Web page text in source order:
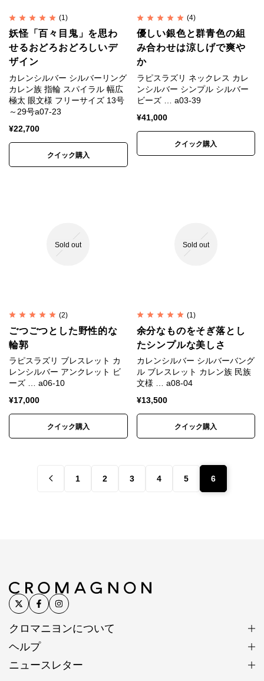
(1)
妖怪「百々目鬼」を思わ
せるおどろおどろしいデ
ザイン
カレンシルバー シルバーリング
カレン族 指輪 スパイラル 幅広
極太 眼文様 フリーサイズ 13号
～29号a07-23
¥22,700
クイック購入
(4)
優しい銀色と群青色の組
み合わせは涼しげで爽や
か
ラピスラズリ ネックレス カレ
ンシルバー シンプル シルバー
ビーズ … a03-39
¥41,000
クイック購入
Sold out
(2)
ごつごつとした野性的な
輪郭
ラピスラズリ ブレスレット カ
レンシルバー アンクレット ビ
ーズ … a06-10
¥17,000
クイック購入
Sold out
(1)
余分なものをそぎ落とし
たシンプルな美しさ
カレンシルバー シルバーバング
ル ブレスレット カレン族 民族
文様 … a08-04
¥13,500
クイック購入
1 2 3 4 5 6
クロマニヨンについて
ヘルプ
ニュースレター